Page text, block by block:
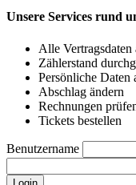
Unsere Services rund
Alle
Zählerstand
Persönliche Daten
Abschlag ändern
Rechnungen
Tickets bestellen
Benutzername